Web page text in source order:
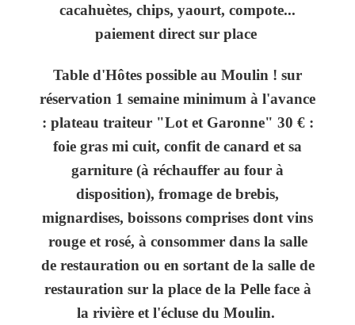
cacahuètes, chips, yaourt, compote...
paiement direct sur place
Table d'Hôtes possible au Moulin ! sur
réservation 1 semaine minimum à l'avance
: plateau traiteur "Lot et Garonne" 30 € :
foie gras mi cuit, confit de canard et sa
garniture (à réchauffer au four à
disposition), fromage de brebis,
mignardises, boissons comprises dont vins
rouge et rosé, à consommer dans la salle
de restauration ou en sortant de la salle de
restauration sur la place de la Pelle face à
la rivière et l'écluse du Moulin.